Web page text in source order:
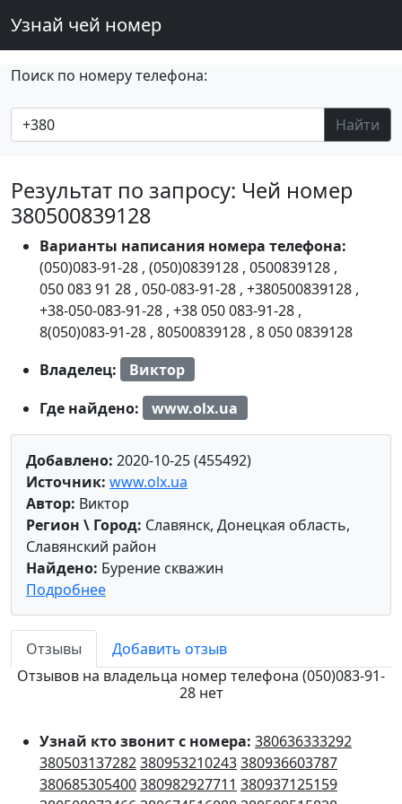
Узнай чей номер
Поиск по номеру телефона:
Найти
Результат по запросу: Чей номер
380500839128
Варианты написания номера телефона:
(050)083-91-28 , (050)0839128 , 0500839128 ,
050 083 91 28 , 050-083-91-28 , +380500839128 ,
+38-050-083-91-28 , +38 050 083-91-28 ,
8(050)083-91-28 , 80500839128 , 8 050 0839128
Владелец:
Виктор
Где найдено:
www.olx.ua
Добавлено: 2020-10-25 (455492)
Источник: www.olx.ua
Автор: Виктор
Регион \ Город: Славянск, Донецкая область,
Славянский район
Найдено: Бурение скважин
Подробнее
Отзывы
Добавить отзыв
Отзывов на владельца номер телефона (050)083-91-
28 нет
Узнай кто звонит с номера: 380636333292
380503137282380953210243380936603787
380685305400380982927711 380937125159